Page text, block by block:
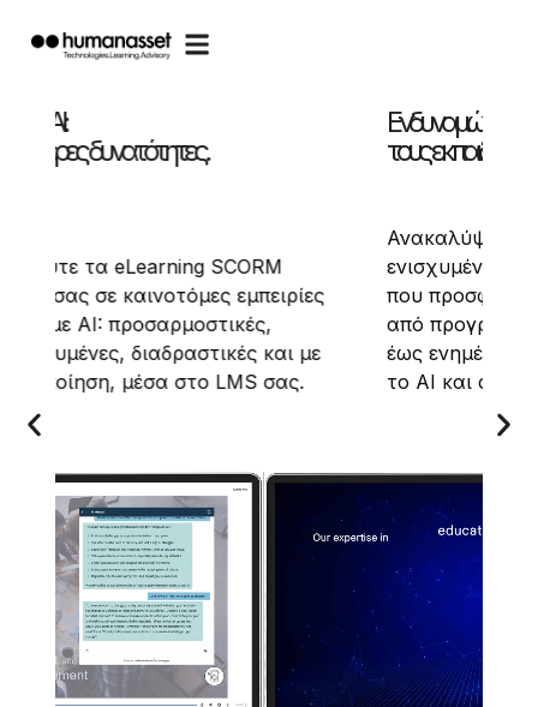
εμπειρίες
και με
LMS σας.
Ενδυναμώνουμε τους εκπαιδευτές.
τους εκπαιδευόμενους.
Ανακαλύψτε τις ανθρωποκεντρικές,
ενισχυμένες με AI υπηρεσίες
που προσφέρουμε:
από προγράμματα Train-the-Trainer
έως ενημέρωση/ευαισθητοποίηση για
το AI και ανάπτυξη soft skills.